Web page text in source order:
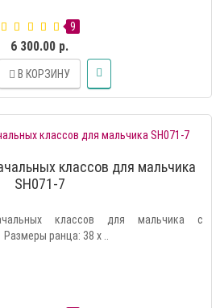
9
6 300.00 р.
В КОРЗИНУ
классов для мальчика
SH071-7
классов для мальчика с
ранца: 38 х ..